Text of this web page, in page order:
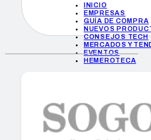
INICIO
EMPRESAS
GUÍA DE COMPRA
NUEVOS
CONSEJOS TECH
MERCADOS Y
EVENTOS
HEMEROTECA
GUÍA DE COMPRA
NUEVOS PRODUCTOS
CONSEJOS TECH
MERCADOS Y